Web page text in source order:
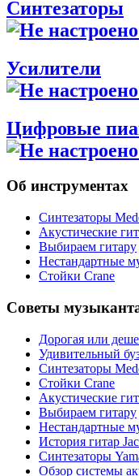
Синтезаторы
Усилители
Цифровые
Об инструментах
Синтезаторы
Акустические
Выбираем гитару
Нестандартные
Стойки Crane
Советы
Дорогая или
Удивительный
Синтезаторы
Стойки Crane
Акустические
Выбираем гитару
Нестандартные
История гитар
Синтезаторы
Обзор системы